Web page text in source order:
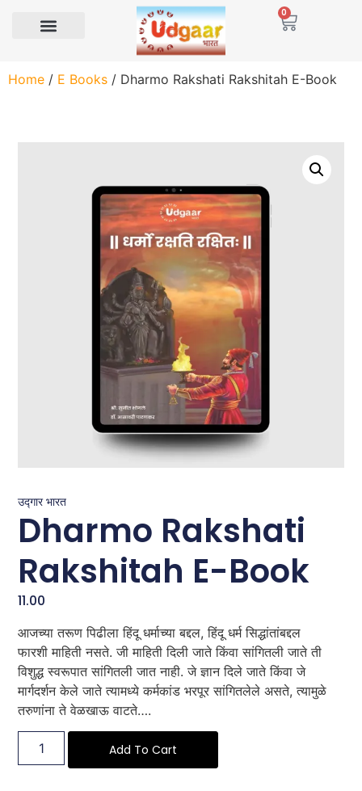
0
Home / E Books / Dharmo Rakshati Rakshitah E-Book
उद्गार भारत
Dharmo Rakshati
Rakshitah E-Book
11.00
आजच्या तरूण पिढीला हिंदू धर्माच्या बद्दल, हिंदू धर्म सिद्धांतांबद्दल
फारशी माहिती नसते. जी माहिती दिली जाते किंवा सांगितली जाते ती
विशुद्ध स्वरूपात सांगितली जात नाही. जे ज्ञान दिले जाते किंवा जे
मार्गदर्शन केले जाते त्यामध्ये कर्मकांड भरपूर सांगितलेले असते, त्यामुळे
तरुणांना ते वेळखाऊ वाटते….
Add To Cart